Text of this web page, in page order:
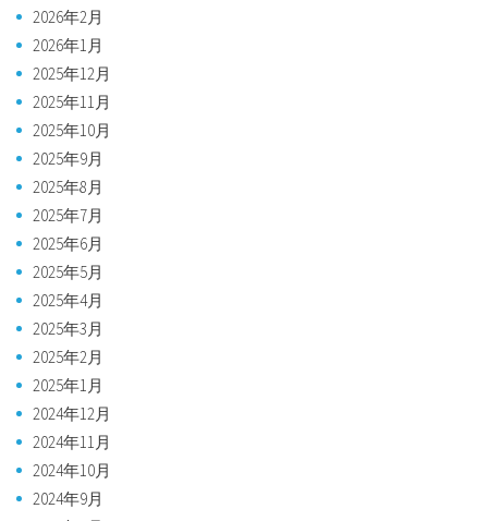
2026年2月
2026年1月
2025年12月
2025年11月
2025年10月
2025年9月
2025年8月
2025年7月
2025年6月
2025年5月
2025年4月
2025年3月
2025年2月
2025年1月
2024年12月
2024年11月
2024年10月
2024年9月